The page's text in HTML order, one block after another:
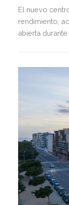
El nuevo
rendimiento,
abierta